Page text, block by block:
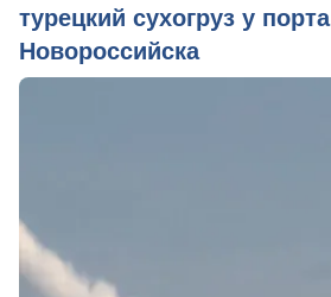
турецкий сухогруз у порта
Новороссийска